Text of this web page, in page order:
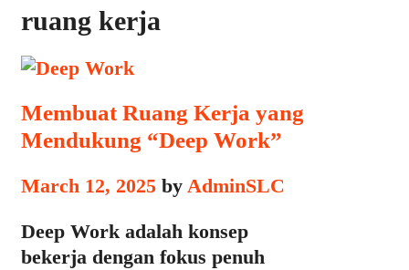
ruang kerja
Membuat Ruang Kerja yang
Mendukung “Deep Work”
March 12, 2025 by AdminSLC
Deep Work adalah konsep
bekerja dengan fokus penuh